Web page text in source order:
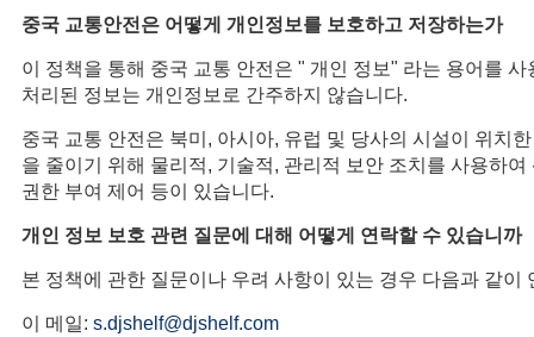
중국 교통안전은 어떻게 개인정보를 보호하고 저장하는가
이 정책을 통해 중국 교통 안전은 " 개인 정보" 라는 용어를
처리된 정보는 개인정보로 간주하지 않습니다.
중국 교통 안전은 북미, 아시아, 유럽 및 당사의 시설이 위치
을 줄이기 위해 물리적, 기술적, 관리적 보안 조치를 사용하
권한 부여 제어 등이 있습니다.
개인 정보 보호 관련 질문에 대해 어떻게 연락할 수 있습니까
본 정책에 관한 질문이나 우려 사항이 있는 경우 다음과 같이
이 메일: s.djshelf@djshelf.com